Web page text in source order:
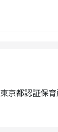
東京都認証保